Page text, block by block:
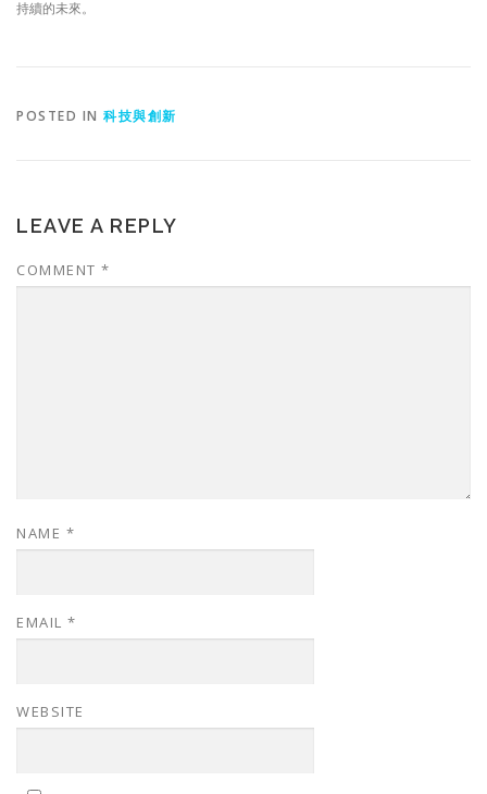
持續的未來。
POSTED IN 科技與創新
LEAVE A REPLY
COMMENT *
NAME *
EMAIL *
WEBSITE